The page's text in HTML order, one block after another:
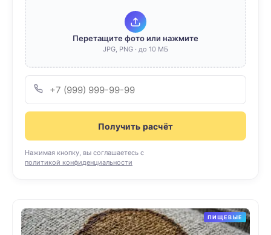
Перетащите фото или нажмите
JPG, PNG · до 10 МБ
Получить расчёт
Нажимая кнопку, вы соглашаетесь с
политикой конфиденциальности
ПИЩЕВЫЕ